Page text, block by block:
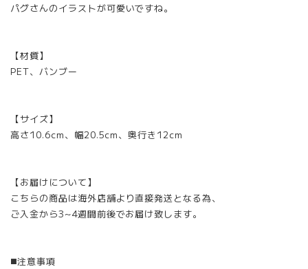
パグさんのイラストが可愛いですね。
【材質】
PET、バンブー
【サイズ】
高さ10.6cm、幅20.5cm、奥行き12cm
【お届けについて】
こちらの商品は海外店舗より直接発送となる為、
ご入金から3~4週間前後でお届け致します。
◼️注意事項